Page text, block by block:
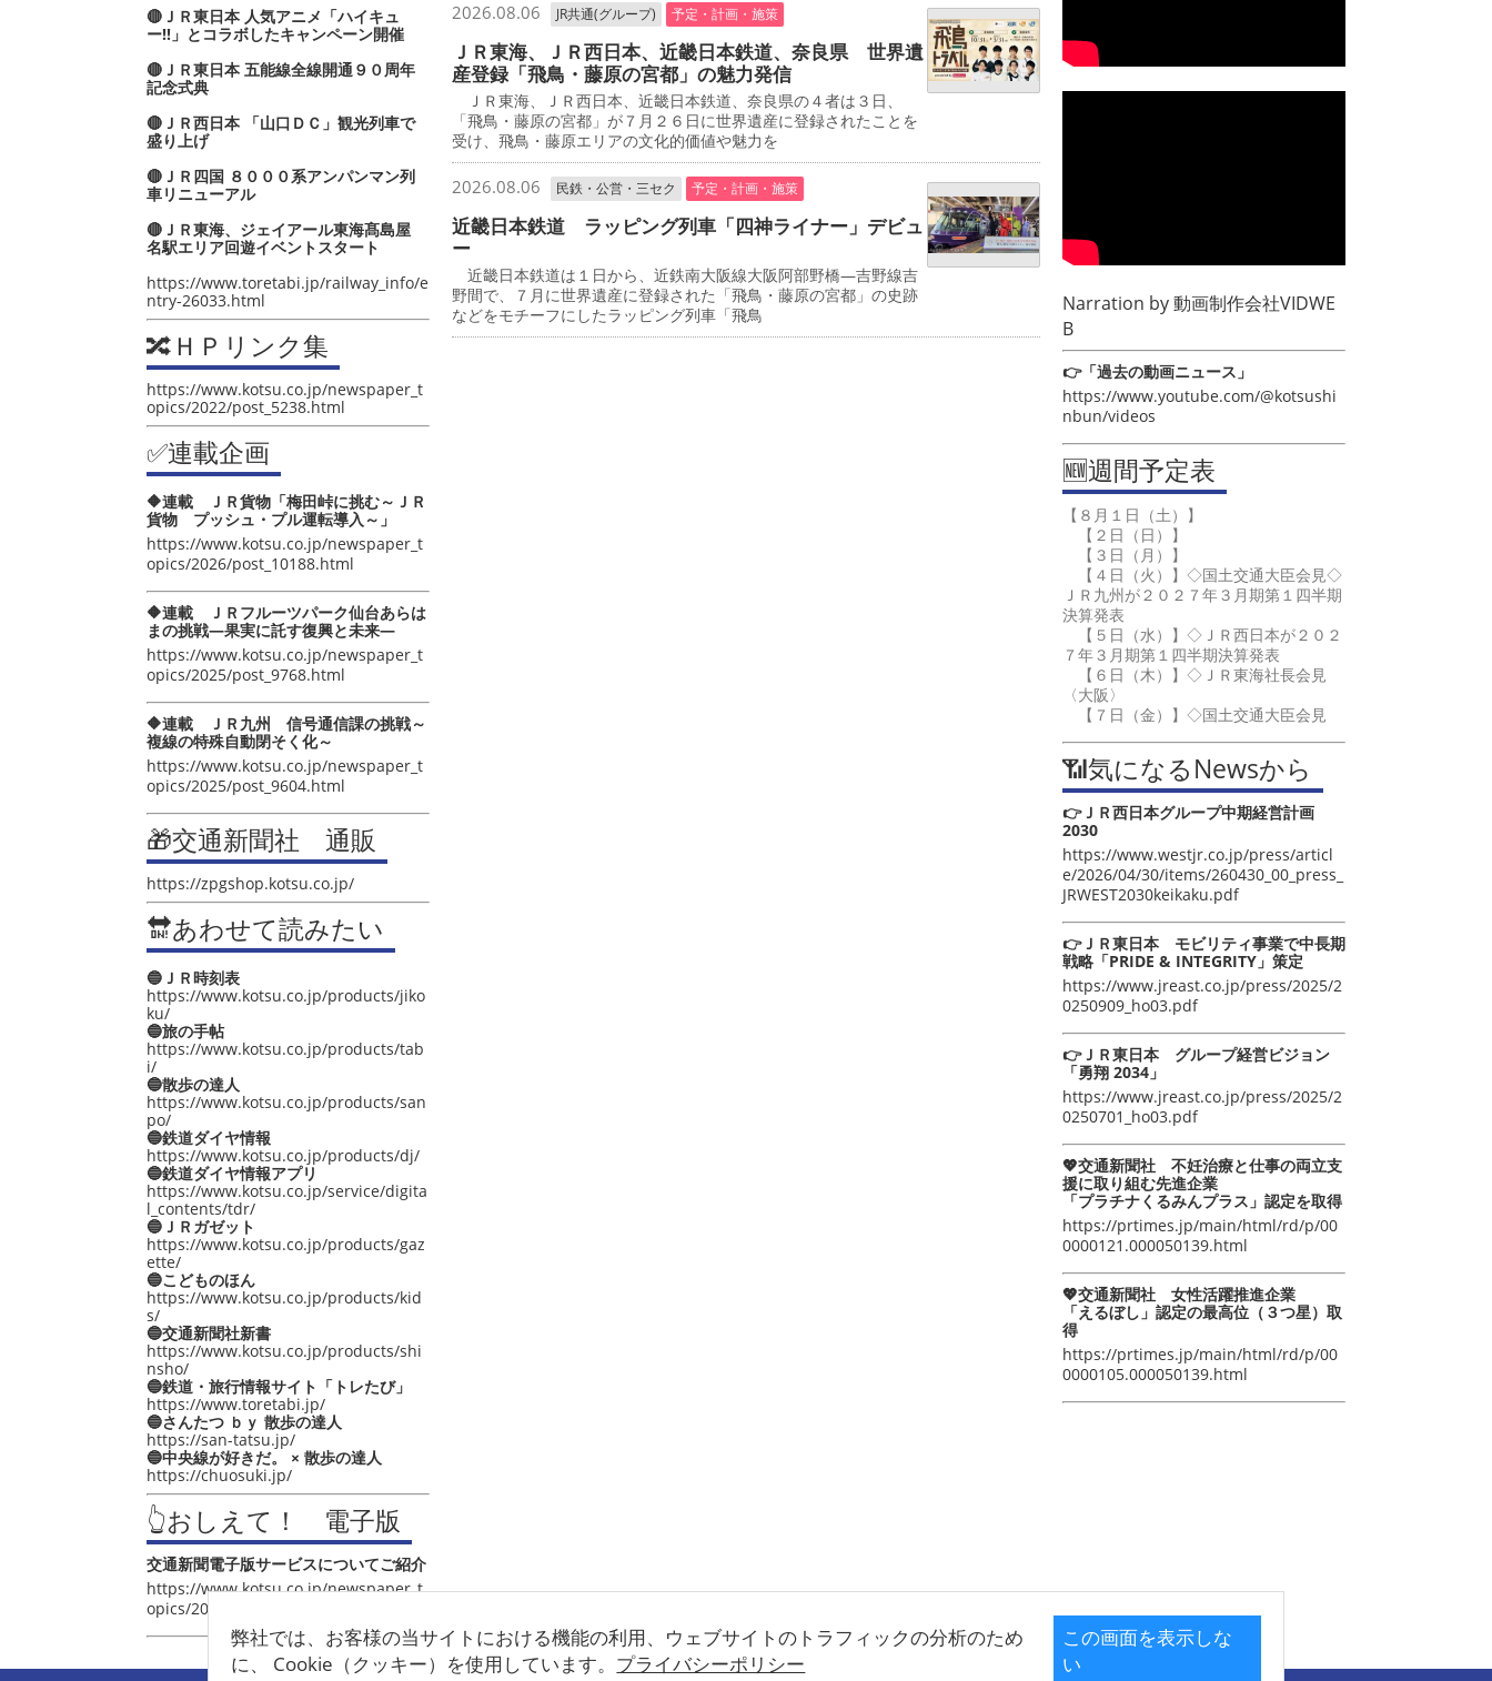
弊社では、お客様の当サイトにおける機能の利用、ウェブサイトのトラフィックの分析のため
に、 Cookie（クッキー）を使用しています。 プライバシーポリシー
この画面を表示しな
い
🔴ＪＲ東日本 人気アニメ「ハイキュ
ー‼」とコラボしたキャンペーン開催
🔴ＪＲ東日本 五能線全線開通９０周年
記念式典
🔴ＪＲ西日本 「山口ＤＣ」観光列車で
盛り上げ
🔴ＪＲ四国 ８０００系アンパンマン列
車リニューアル
🔴ＪＲ東海、ジェイアール東海髙島屋
名駅エリア回遊イベントスタート
https://www.toretabi.jp/railway_info/e
ntry-26033.html
🔀ＨＰリンク集
https://www.kotsu.co.jp/newspaper_t
opics/2022/post_5238.html
✅連載企画
🔶連載 ＪＲ貨物「梅田峠に挑む～ＪＲ
貨物 プッシュ・プル運転導入～」
https://www.kotsu.co.jp/newspaper_t
opics/2026/post_10188.html
🔶連載 ＪＲフルーツパーク仙台あらは
まの挑戦―果実に託す復興と未来―
https://www.kotsu.co.jp/newspaper_t
opics/2025/post_9768.html
🔶連載 ＪＲ九州 信号通信課の挑戦～
複線の特殊自動閉そく化～
https://www.kotsu.co.jp/newspaper_t
opics/2025/post_9604.html
🎁交通新聞社 通販
https://zpgshop.kotsu.co.jp/
🔛あわせて読みたい
🔵ＪＲ時刻表
https://www.kotsu.co.jp/products/jiko
ku/
🔵旅の手帖
https://www.kotsu.co.jp/products/tab
i/
🔵散歩の達人
https://www.kotsu.co.jp/products/san
po/
🔵鉄道ダイヤ情報
https://www.kotsu.co.jp/products/dj/
🔵鉄道ダイヤ情報アプリ
https://www.kotsu.co.jp/service/digita
l_contents/tdr/
🔵ＪＲガゼット
https://www.kotsu.co.jp/products/gaz
ette/
🔵こどものほん
https://www.kotsu.co.jp/products/kid
s/
🔵交通新聞社新書
https://www.kotsu.co.jp/products/shi
nsho/
🔵鉄道・旅行情報サイト「トレたび」
https://www.toretabi.jp/
🔵さんたつ ｂｙ 散歩の達人
https://san-tatsu.jp/
🔵中央線が好きだ。 × 散歩の達人
https://chuosuki.jp/
👆おしえて！ 電子版
交通新聞電子版サービスについてご紹介
https://www.kotsu.co.jp/newspaper_t
opics/2021/post_4048.html
2026.08.06 JR共通(グループ) 予定・計画・施策
ＪＲ東海、ＪＲ西日本、近畿日本鉄道、奈良県 世界遺
産登録「飛鳥・藤原の宮都」の魅力発信
ＪＲ東海、ＪＲ西日本、近畿日本鉄道、奈良県の４者は３日、
「飛鳥・藤原の宮都」が７月２６日に世界遺産に登録されたことを
受け、飛鳥・藤原エリアの文化的価値や魅力を
2026.08.06 民鉄・公営・三セク 予定・計画・施策
近畿日本鉄道 ラッピング列車「四神ライナー」デビュ
ー
近畿日本鉄道は１日から、近鉄南大阪線大阪阿部野橋―吉野線吉
野間で、７月に世界遺産に登録された「飛鳥・藤原の宮都」の史跡
などをモチーフにしたラッピング列車「飛鳥
Narration by動画制作会社VIDWE
B
👉「過去の動画ニュース」
https://www.youtube.com/@kotsushi
nbun/videos
🆕週間予定表
【８月１日（土）】
【２日（日）】
【３日（月）】
【４日（火）】◇国土交通大臣会見◇
ＪＲ九州が２０２７年３月期第１四半期
決算発表
【５日（水）】◇ＪＲ西日本が２０２
７年３月期第１四半期決算発表
【６日（木）】◇ＪＲ東海社長会見
〈大阪〉
【７日（金）】◇国土交通大臣会見
📶気になるNewsから
👉ＪＲ西日本グループ中期経営計画
2030
https://www.westjr.co.jp/press/articl
e/2026/04/30/items/260430_00_press_
JRWEST2030keikaku.pdf
👉ＪＲ東日本 モビリティ事業で中長期
戦略「PRIDE & INTEGRITY」策定
https://www.jreast.co.jp/press/2025/2
0250909_ho03.pdf
👉ＪＲ東日本 グループ経営ビジョン
「勇翔 2034」
https://www.jreast.co.jp/press/2025/2
0250701_ho03.pdf
💖交通新聞社 不妊治療と仕事の両立支
援に取り組む先進企業
「プラチナくるみんプラス」認定を取得
https://prtimes.jp/main/html/rd/p/00
0000121.000050139.html
💖交通新聞社 女性活躍推進企業
「えるぼし」認定の最高位（３つ星）取
得
https://prtimes.jp/main/html/rd/p/00
0000105.000050139.html